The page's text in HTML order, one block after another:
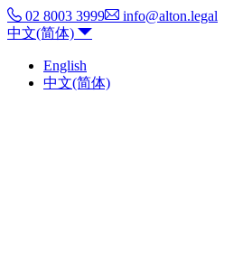
02 8003 3999
info@alton.legal
中文(简体)
English
中文(简体)